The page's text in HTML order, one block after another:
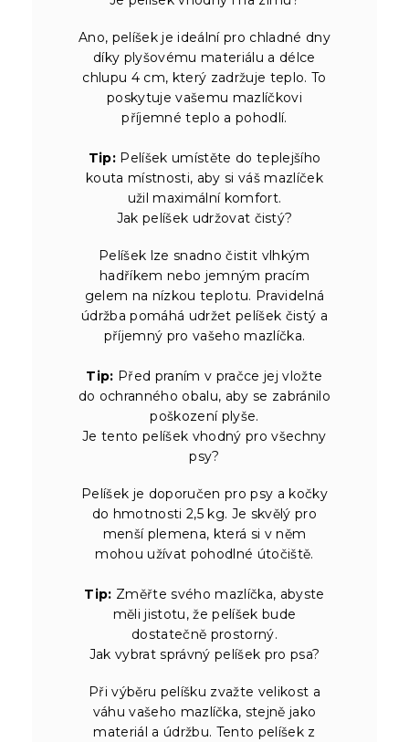
Ano, pelíšek je ideální pro chladné dny
díky plyšovému materiálu a délce
chlupu 4 cm, který zadržuje teplo. To
poskytuje vašemu mazlíčkovi
příjemné teplo a pohodlí.
Tip: Pelíšek umístěte do teplejšího
kouta místnosti, aby si váš mazlíček
užil maximální komfort.
Jak pelíšek udržovat čistý?
Pelíšek lze snadno čistit vlhkým
hadříkem nebo jemným pracím
gelem na nízkou teplotu. Pravidelná
údržba pomáhá udržet pelíšek čistý a
příjemný pro vašeho mazlíčka.
Tip: Před praním v pračce jej vložte
do ochranného obalu, aby se zabránilo
poškození plyše.
Je tento pelíšek vhodný pro všechny
psy?
Pelíšek je doporučen pro psy a kočky
do hmotnosti 2,5 kg. Je skvělý pro
menší plemena, která si v něm
mohou užívat pohodlné útočiště.
Tip: Změřte svého mazlíčka, abyste
měli jistotu, že pelíšek bude
dostatečně prostorný.
Jak vybrat správný pelíšek pro psa?
Při výběru pelíšku zvažte velikost a
váhu vašeho mazlíčka, stejně jako
materiál a údržbu. Tento pelíšek z